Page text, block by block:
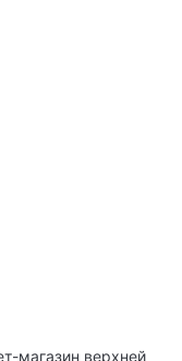
магазин верхней